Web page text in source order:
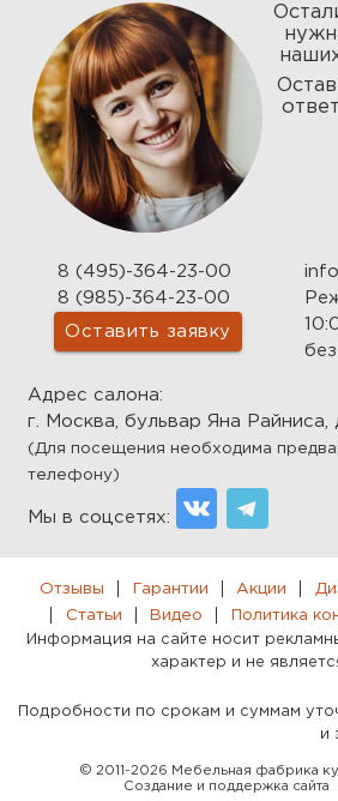
8 (495)-364-23-00
8 (985)-364-23-00
Оставить заявку
Адрес салона:
г. Москва, бульвар Яна Райниса,
(Для посещения необходима
телефону)
Мы в соцсетях:
Отзывы Гарантии Акции
Статьи
Видео Политика
Информация на сайте носит
характер и не
Подробности по срокам и суммам
и
© 2011-2026 Мебельная фабрика
Создание и поддержка сайта